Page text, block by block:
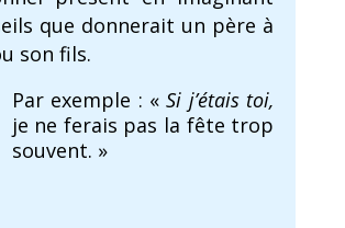
que donnerait un père à
son fils.
Par exemple : «Si j’étais toi,
je ne ferais pas la fête trop
souvent. »